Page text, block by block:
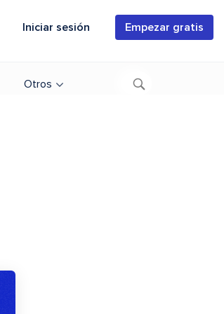
Iniciar sesión Empezar gratis
Otros